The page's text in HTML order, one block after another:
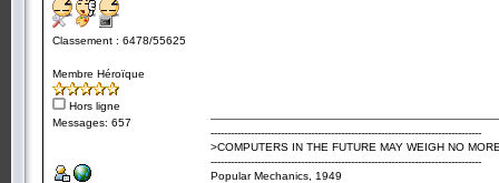
Classement : 6478/55625
Membre Héroïque
Hors ligne
Messages: 657
---------------------------------------------------------------------------------
>COMPUTERS IN THE FUTURE MAY WEIGH NO
---------------------------------------------------------------------------------
Popular Mechanics, 1949